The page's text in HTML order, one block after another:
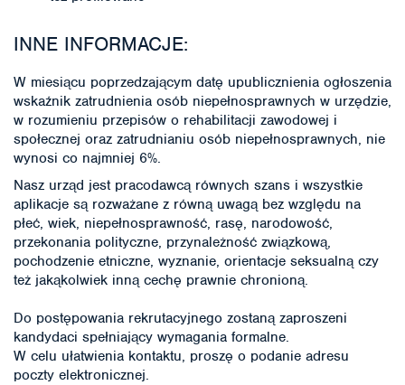
INNE INFORMACJE:
W miesiącu poprzedzającym datę upublicznienia ogłoszenia
wskaźnik zatrudnienia osób niepełnosprawnych w urzędzie,
w rozumieniu przepisów o rehabilitacji zawodowej i
społecznej oraz zatrudnianiu osób niepełnosprawnych, nie
wynosi co najmniej 6%.
Nasz urząd jest pracodawcą równych szans i wszystkie
aplikacje są rozważane z równą uwagą bez względu na
płeć, wiek, niepełnosprawność, rasę, narodowość,
przekonania polityczne, przynależność związkową,
pochodzenie etniczne, wyznanie, orientacje seksualną czy
też jakąkolwiek inną cechę prawnie chronioną.
Do postępowania rekrutacyjnego zostaną zaproszeni
kandydaci spełniający wymagania formalne.
W celu ułatwienia kontaktu, proszę o podanie adresu
poczty elektronicznej.